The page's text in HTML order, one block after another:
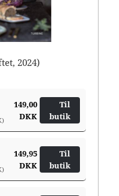
2024)
149,00
DKK
Til
butik
149,95
DKK
Til
butik